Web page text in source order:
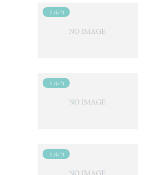
トルコ
トルコ
トルコ